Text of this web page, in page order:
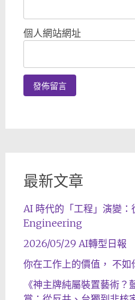
個人網站網址
最新文章
AI 時代的「工程」演變
Engineering
2026/05/29 AI轉型日報
你在工作上的價值， 不
《神主牌純屬裝置藝術